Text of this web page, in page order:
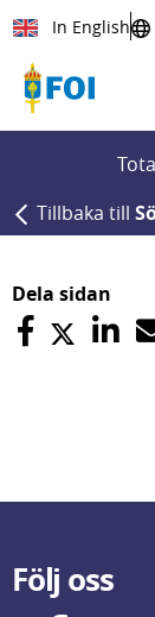
Till innehållet
In English
Tillbaka till
Dela sidan
Följ oss